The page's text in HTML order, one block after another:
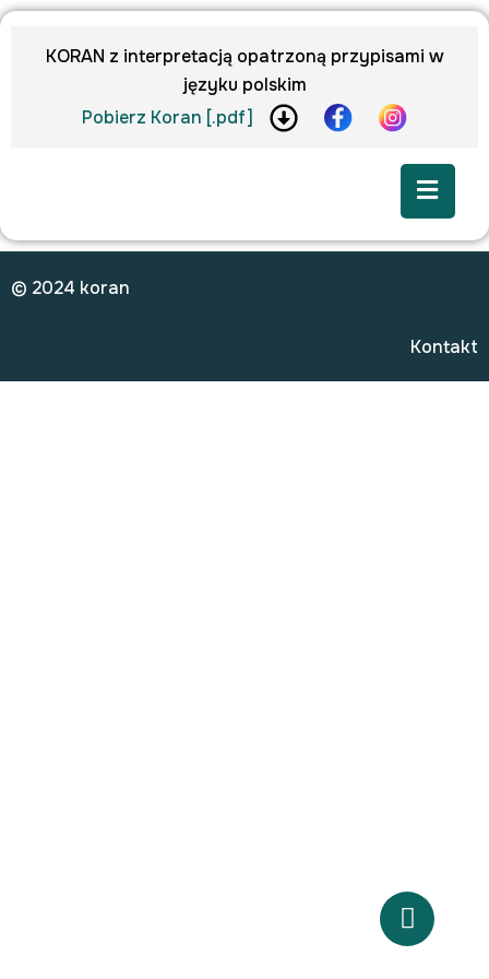
KORAN z interpretacją opatrzoną przypisami w
języku polskim
Pobierz Koran [.pdf]
© 2024 koran
Kontakt